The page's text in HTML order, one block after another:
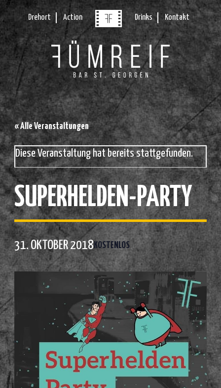
Drehort Action Drinks Kontakt
« Alle Veranstaltungen
Diese Veranstaltung hat bereits stattgefunden.
SUPERHELDEN-PARTY
31. OKTOBER 2018KOSTENLOS